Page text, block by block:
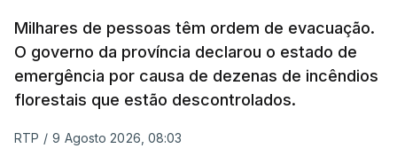
Milhares de pessoas têm ordem de evacuação.
O governo da província declarou o estado de
emergência por causa de dezenas de incêndios
florestais que estão descontrolados.
RTP / 9 Agosto 2026, 08:03